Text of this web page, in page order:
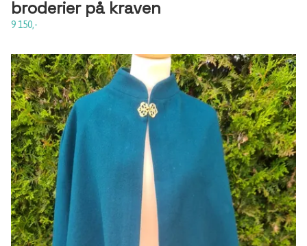
broderier på kraven
9 150,-